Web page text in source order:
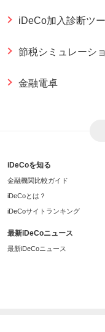
iDeCo加入診断ツ
節税シミュレーシ
金融電卓
iDeCoを知る
金融機関比較ガイド
iDeCoとは？
iDeCoサイトランキング
最新iDeCoニュース
最新iDeCoニュース